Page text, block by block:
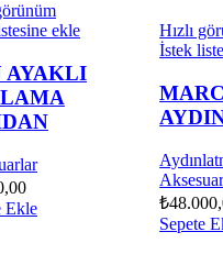
ekle
AYAKLI
Ekle
Hızlı
İstek
₺
Sepete